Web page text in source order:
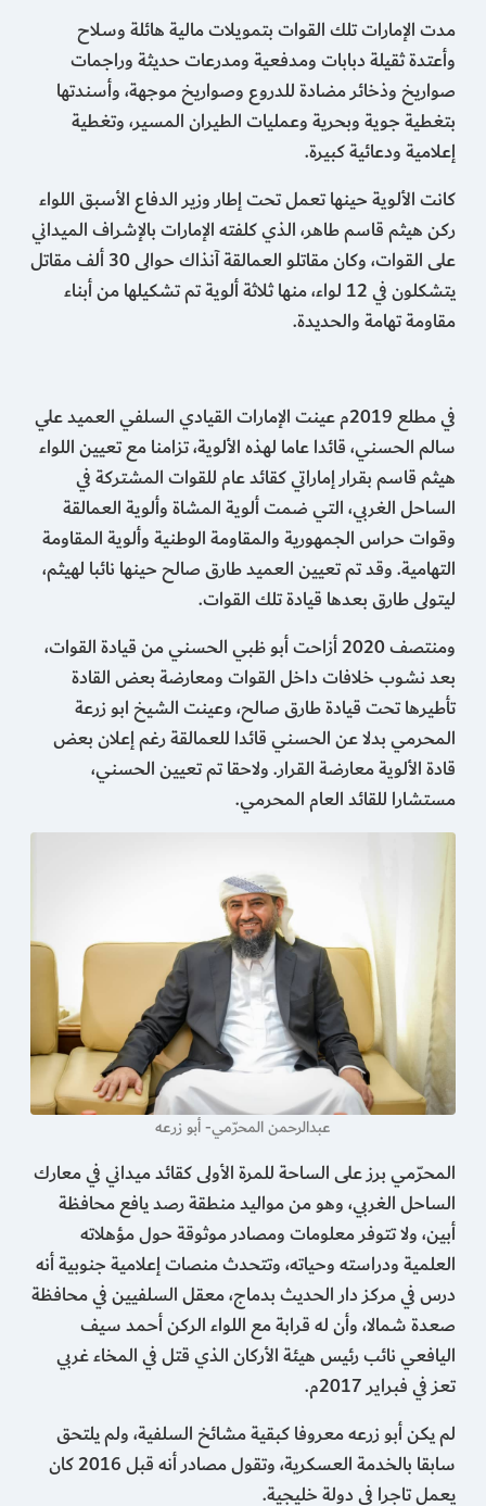
مدت الإمارات تلك القوات بتمويلات مالية هائلة وسلاح
وأعتدة ثقيلة دبابات ومدفعية ومدرعات حديثة وراجمات
صواريخ وذخائر مضادة للدروع وصواريخ موجهة، وأسندتها
بتغطية جوية وبحرية وعمليات الطيران المسير، وتغطية
إعلامية ودعائية كبيرة.
كانت الألوية حينها تعمل تحت إطار وزير الدفاع الأسبق اللواء
ركن هيثم قاسم طاهر، الذي كلفته الإمارات بالإشراف الميداني
على القوات، وكان مقاتلو العمالقة آنذاك حوالى 30 ألف مقاتل
يتشكلون في 12 لواء، منها ثلاثة ألوية تم تشكيلها من أبناء
مقاومة تهامة والحديدة.
في مطلع 2019م عينت الإمارات القيادي السلفي العميد علي
سالم الحسني، قائدا عاما لهذه الألوية، تزامنا مع تعيين اللواء
هيثم قاسم بقرار إماراتي كقائد عام للقوات المشتركة في
الساحل الغربي، التي ضمت ألوية المشاة وألوية العمالقة
وقوات حراس الجمهورية والمقاومة الوطنية وألوية المقاومة
التهامية. وقد تم تعيين العميد طارق صالح حينها نائبا لهيثم،
ليتولى طارق بعدها قيادة تلك القوات.
ومنتصف 2020 أزاحت أبو ظبي الحسني من قيادة القوات،
بعد نشوب خلافات داخل القوات ومعارضة بعض القادة
تأطيرها تحت قيادة طارق صالح، وعينت الشيخ ابو زرعة
المحرمي بدلا عن الحسني قائدا للعمالقة رغم إعلان بعض
قادة الألوية معارضة القرار. ولاحقا تم تعيين الحسني،
مستشارا للقائد العام المحرمي.
عبدالرحمن المحرّمي- أبو زرعه
المحرّمي برز على الساحة للمرة الأولى كقائد ميداني في معارك
الساحل الغربي، وهو من مواليد منطقة رصد يافع محافظة
أبين، ولا تتوفر معلومات ومصادر موثوقة حول مؤهلاته
العلمية ودراسته وحياته، وتتحدث منصات إعلامية جنوبية أنه
درس في مركز دار الحديث بدماج، معقل السلفيين في محافظة
صعدة شمالا، وأن له قرابة مع اللواء الركن أحمد سيف
اليافعي نائب رئيس هيئة الأركان الذي قتل في المخاء غربي
تعز في فبراير 2017م.
لم يكن أبو زرعه معروفا كبقية مشائخ السلفية، ولم يلتحق
سابقا بالخدمة العسكرية، وتقول مصادر أنه قبل 2016 كان
يعمل تاجرا في دولة خليجية.